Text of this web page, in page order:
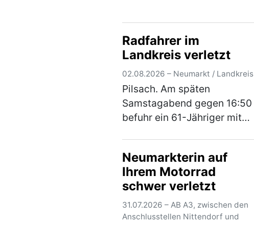
angefahren. Der Audi wurde
vorne links (Kotflügel und
Stoßs…(mehr)
Radfahrer im
Landkreis verletzt
02.08.2026 – Neumarkt / Landkreis
Pilsach. Am späten
Samstagabend gegen 16:50
befuhr ein 61-Jähriger mit
Richtung Wimmersdorf. In
einer Linkskurve kam er beim
Versuch einer Unebenheit a…
(mehr)
Neumarkterin auf
Ihrem Motorrad
schwer verletzt
31.07.2026 – AB A3, zwischen den
Anschlusstellen Nittendorf und